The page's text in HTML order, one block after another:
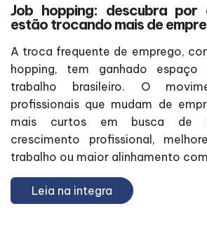
Job hopping: descubra por
estão trocando mais de
A troca frequente de emprego,
hopping, tem ganhado
trabalho brasileiro. O
profissionais que mudam de
mais curtos em busca de
crescimento profissional,
trabalho ou maior alinhamento
Leia na integra